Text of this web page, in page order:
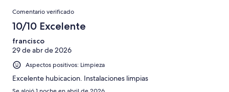
puntuación
Normal
una
puntuación
Mediocre
145
una
puntuación
de
Horrible
Comentarios
Comentario verificado
10/10 Excelente
francisco
29 de abr de 2026
Aspectos positivos: Limpieza
Excelente hubicacion. Instalaciones limpias